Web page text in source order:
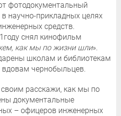
фотодокументальный
научно-прикладных целях
средств.
снял кинофильм
как мы по жизни шли».
школам и библиотекам
чернобыльцев.
расскажи, как мы по
документальные
– офицеров инженерных